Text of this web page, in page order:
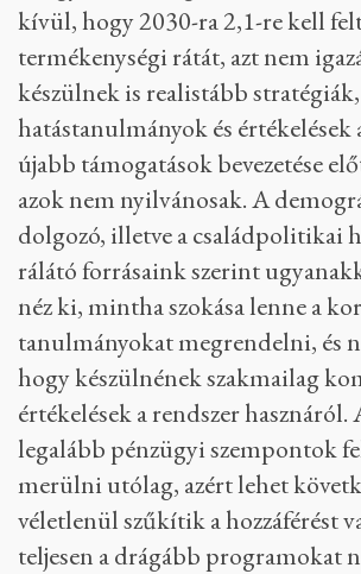
kívül, hogy 2030-ra 2,1-re kell
termékenységi rátát, azt nem
készülnek is realistább stratégiák,
hatástanulmányok és értékelések
újabb támogatások bevezetése
azok nem nyilvánosak. A
dolgozó, illetve a családpolitikai
rálátó forrásaink szerint
néz ki, mintha szokása lenne a
tanulmányokat megrendelni, és
hogy készülnének szakmailag
értékelések a rendszer
legalább pénzügyi szempontok
merülni utólag, azért lehet
véletlenül szűkítik a hozzáférést
teljesen a drágább programokat